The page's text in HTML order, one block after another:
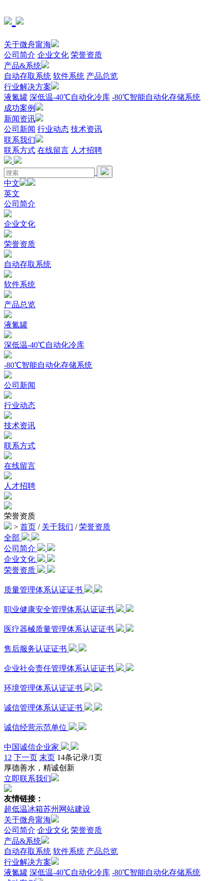
关于微舟甯海
公司简介 企业文化 荣誉资质
产品&系统
自动存取系统 软件系统 产品总览
行业解决方案
液氮罐 深低温-40℃自动化冷库 -80℃智能自动化存储系统
成功案例
新闻资讯
公司新闻 行业动态 技术资讯
联系我们
联系方式 在线留言 人才招聘
中文
英文
公司简介
企业文化
荣誉资质
自动存取系统
软件系统
产品总览
液氮罐
深低温-40℃自动化冷库
-80℃智能自动化存储系统
公司新闻
行业动态
技术资讯
联系方式
在线留言
人才招聘
荣誉资质
> 首页 / 关于我们 /荣誉资质
全部
公司简介
企业文化
荣誉资质
质量管理体系认证证书
职业健康安全管理体系认证证书
医疗器械质量管理体系认证证书
售后服务认证证书
企业社会责任管理体系认证证书
环境管理体系认证证书
诚信管理体系认证证书
诚信经营示范单位
中国诚信企业家
1 2 下一页 末页 14条记录/1页
厚德善水，精诚创新
立即联系我们
友情链接：
超低温冰箱苏州网站建设
关于微舟甯海
公司简介 企业文化 荣誉资质
产品&系统
自动存取系统 软件系统 产品总览
行业解决方案
液氮罐 深低温-40℃自动化冷库 -80℃智能自动化存储系统